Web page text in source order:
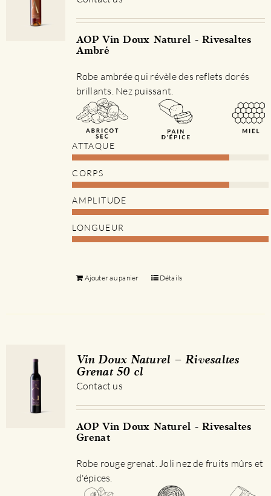
AOP Vin Doux Naturel - Rivesaltes
Ambré
Robe ambrée qui révèle des reflets dorés
brillants. Nez puissant.
ATTAQUE
CORPS
AMPLITUDE
LONGUEUR
Ajouter au panier Détails
Vin Doux Naturel – Rivesaltes
Grenat 50 cl
Contact us
AOP Vin Doux Naturel - Rivesaltes
Grenat
Robe rouge grenat. Joli nez de fruits mûrs et
d'épices.